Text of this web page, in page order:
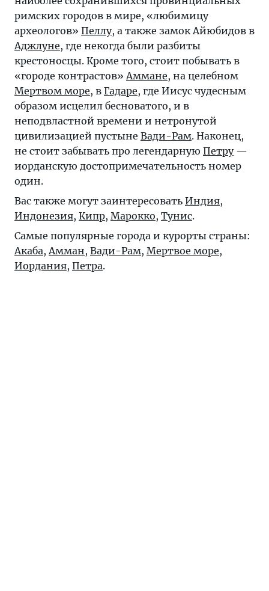
римских городов в мире, «любимицу
археологов» Пеллу, а также замок Айюбидов в
Аджлуне, где некогда были разбиты
крестоносцы. Кроме того, стоит побывать в
«городе контрастов» Аммане, на целебном
Мертвом море, в Гадаре, где Иисус чудесным
образом исцелил бесноватого, и в
неподвластной времени и нетронутой
цивилизацией пустыне Вади-Рам. Наконец,
не стоит забывать про легендарную Петру—
иорданскую достопримечательность номер
один.
Вас также могут заинтересовать Индия,
Индонезия, Кипр, Марокко, Тунис.
Самые популярные города и курорты страны:
Акаба, Амман, Вади-Рам, Мертвое море,
Иордания, Петра.